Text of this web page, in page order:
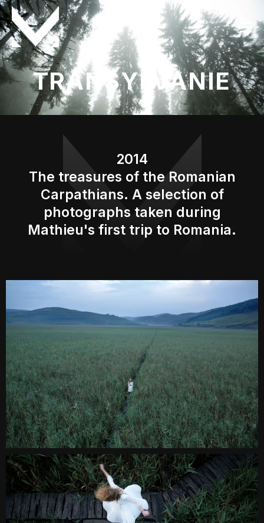
TRANSYLVANIE
2014
The treasures of the Romanian
Carpathians. A selection of
photographs taken during
Mathieu's first trip to Romania.